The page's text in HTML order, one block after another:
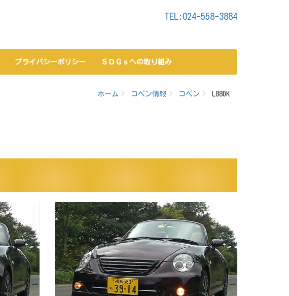
TEL:024-558-3884
プライバシーポリシー ＳＤＧｓへの取り組み
ホーム コペン情報 コペン L880K